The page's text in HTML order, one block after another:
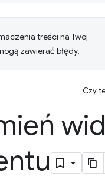
treści na Twój
zawierać błędy.
Czy